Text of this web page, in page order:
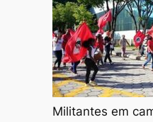
Militantes em